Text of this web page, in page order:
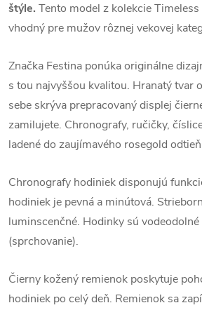
štýle. Tento model z kolekcie
vhodný pre mužov rôznej vekovej
Značka Festina ponúka originálne
s tou najvyššou kvalitou. Hranatý tvar
sebe skrýva prepracovaný displej
zamilujete. Chronografy, ručičky,
ladené do zaujímavého rosegold
Chronografy hodiniek disponujú
hodiniek je pevná a minútová.
luminscenčné. Hodinky sú
(sprchovanie).
Čierny kožený remienok poskytuje
hodiniek po celý deň. Remienok sa